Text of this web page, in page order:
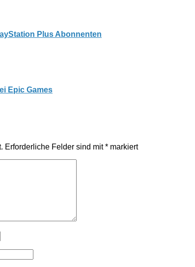
Plus Abonnenten
Epic Games
Erforderliche Felder sind mit* markiert